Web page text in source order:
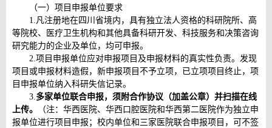
（一）项目申报单位要求
1.凡注册地在四川省境内，具有独立法人资格的科研院所、高
等院校、医疗卫生机构和其他具备科研开发、科技服务和决策咨询
研究能力的企业及单位，均可申报。
2.项目申报单位应对申报项目及申报材料的真实性负责。发现
项目或申报材料造假，新申报项目不予立项，已立项项目终止，项
目申报单位纳入科研失信记录。
3. 多家单位联合申报，须附合作协议（加盖公章）并扫描在线
上传。
（注：华西医院、华西口腔医院和华西第二医院作为独立申
报单位进行项目申报；校内单位和三家医院联合申报项目，可不签